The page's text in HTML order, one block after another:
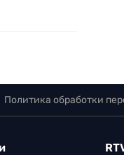
Политика обработки